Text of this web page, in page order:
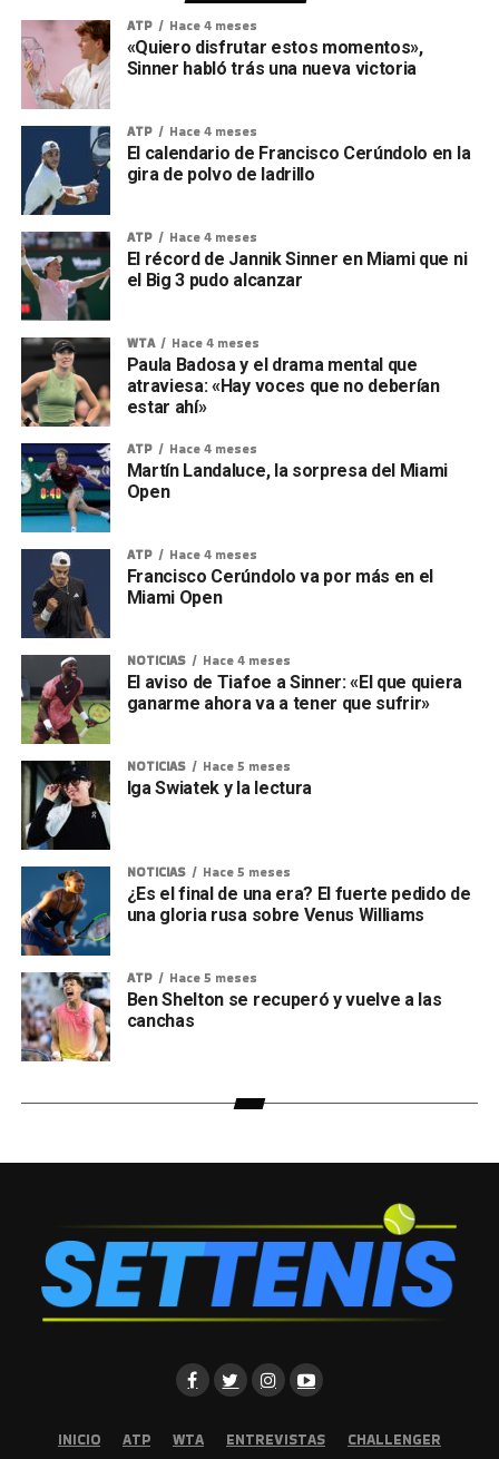
ATP Hace 4 meses
«Quiero disfrutar estos momentos»,
Sinner habló trás una nueva victoria
ATP Hace 4 meses
El calendario de Francisco Cerúndolo en la
gira de polvo de ladrillo
ATP Hace 4 meses
El récord de Jannik Sinner en Miami que ni
el Big 3 pudo alcanzar
WTA Hace 4 meses
Paula Badosa y el drama mental que
atraviesa: «Hay voces que no deberían
estar ahí»
ATP Hace 4 meses
Martín Landaluce, la sorpresa del Miami
Open
ATP Hace 4 meses
Francisco Cerúndolo va por más en el
Miami Open
NOTICIAS Hace 4 meses
El aviso de Tiafoe a Sinner: «El que quiera
ganarme ahora va a tener que sufrir»
NOTICIAS Hace 5 meses
Iga Swiatek y la lectura
NOTICIAS Hace 5 meses
¿Es el final de una era? El fuerte pedido de
una gloria rusa sobre Venus Williams
ATP Hace 5 meses
Ben Shelton se recuperó y vuelve a las
canchas
INICIO ATP WTA ENTREVISTAS CHALLENGER